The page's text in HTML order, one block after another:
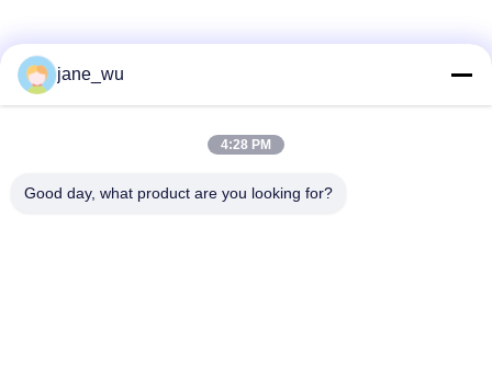
jane_wu
4:28 PM
Good day, what product are you looking for?